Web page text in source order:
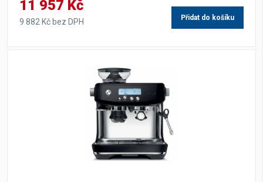
11 957 Kč
9 882 Kč bez DPH Přidat do košíku